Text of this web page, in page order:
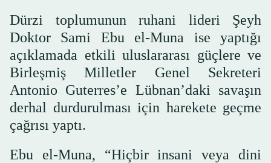
Dürzi toplumunun ruhani lideri Şeyh
Doktor Sami Ebu el-Muna ise yaptığı
açıklamada etkili uluslararası güçlere ve
Birleşmiş Milletler Genel Sekreteri
Antonio Guterres’e Lübnan’daki savaşın
derhal durdurulması için harekete geçme
çağrısı yaptı.
Ebu el-Muna, “Hiçbir insani veya dini